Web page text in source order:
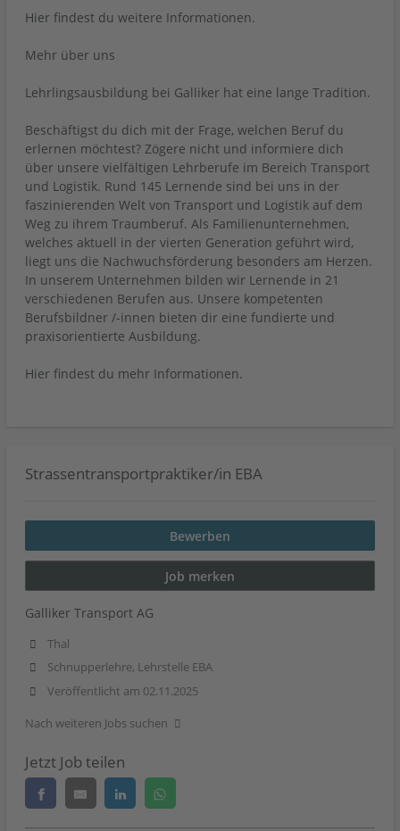
Strassentransportpraktiker/in EBA
Bewerben
Job merken
Galliker Transport AG
Thal
Schnupperlehre, Lehrstelle EBA
Veröffentlicht am 02.11.2025
Nach weiteren Jobs suchen
Jetzt Job teilen
Hier findest du weitere Informationen.
Mehr über uns
Lehrlingsausbildung bei Galliker hat eine lange Tradition.
Beschäftigst du dich mit der Frage, welchen Beruf du
erlernen möchtest? Zögere nicht und informiere dich
über unsere vielfältigen Lehrberufe im Bereich Transport
und Logistik. Rund 145 Lernende sind bei uns in der
faszinierenden Welt von Transport und Logistik auf dem
Weg zu ihrem Traumberuf. Als Familienunternehmen,
welches aktuell in der vierten Generation geführt wird,
liegt uns die Nachwuchsförderung besonders am Herzen.
In unserem Unternehmen bilden wir Lernende in 21
verschiedenen Berufen aus. Unsere kompetenten
Berufsbildner /-innen bieten dir eine fundierte und
praxisorientierte Ausbildung.
Hier findest du mehr Informationen.